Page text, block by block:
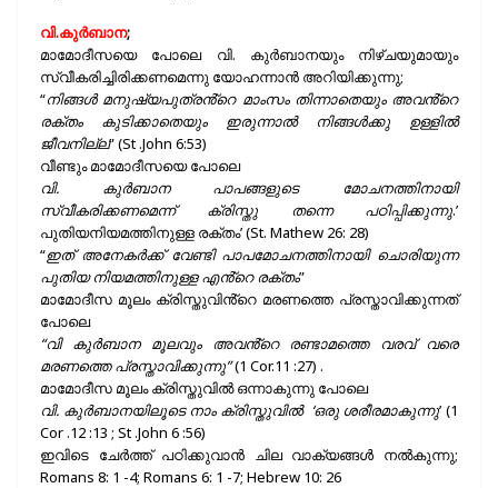
വി.കുർബാന;
മാമോദീസയെ പോലെ വി. കുർബാനയും നിഴ്ചയുമായും
സ്വീകരിച്ചിരിക്കണമെന്നു യോഹന്നാൻ അറിയിക്കുന്നു;
“നിങ്ങൾ മനുഷ്യപുത്രൻ്റെ മാംസം തിന്നാതെയും അവൻ്റെ
രക്തം കുടിക്കാതെയും ഇരുന്നാൽ നിങ്ങൾക്കു ഉള്ളിൽ
ജീവനില്ല” (St .John 6:53)
വീണ്ടും മാമോദീസയെ പോലെ
വി. കുർബാന പാപങ്ങളുടെ മോചനത്തിനായി
സ്വീകരിക്കണമെന്ന് ക്രിസ്തു തന്നെ പഠിപ്പിക്കുന്നു.’
പുതിയനിയമത്തിനുള്ള രക്തം’ (St. Mathew 26: 28)
“ഇത് അനേകർക്ക് വേണ്ടി പാപമോചനത്തിനായി ചൊരിയുന്ന
പുതിയ നിയമത്തിനുള്ള എൻ്റെ രക്തം”
മാമോദീസ മൂലം ക്രിസ്തുവിൻ്റെ മരണത്തെ പ്രസ്താവിക്കുന്നത്
പോലെ
“വി കുർബാന മൂലവും അവൻ്റെ രണ്ടാമത്തെ വരവ് വരെ
മരണത്തെ പ്രസ്താവിക്കുന്നു”(1 Cor.11 :27) .
മാമോദീസ മൂലം ക്രിസ്തുവിൽ ഒന്നാകുന്നു പോലെ
വി. കുർബാനയിലൂടെ നാം ക്രിസ്തുവിൽ ‘ഒരു ശരീരമാകുന്നു’ (1
Cor .12 :13 ; St .John 6 :56)
ഇവിടെ ചേർത്ത് പഠിക്കുവാൻ ചില വാക്യങ്ങൾ നൽകുന്നു;
Romans 8: 1 -4; Romans 6: 1 -7; Hebrew 10: 26